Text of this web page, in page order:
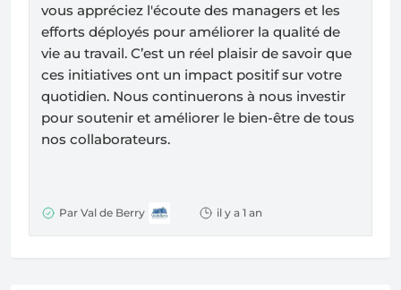
vous appréciez l'écoute des managers et les
efforts déployés pour améliorer la qualité de
vie au travail. C’est un réel plaisir de savoir que
ces initiatives ont un impact positif sur votre
quotidien. Nous continuerons à nous investir
pour soutenir et améliorer le bien-être de tous
nos collaborateurs.
Par Val de Berry il y a 1 an